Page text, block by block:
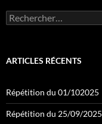
Rechercher :
ARTICLES RÉCENTS
Répétition du 01/102025
Répétition du 25/09/2025